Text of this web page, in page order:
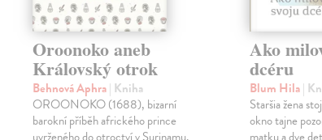
Oroonoko aneb
Královský otrok
Behnová Aphra| Kniha
OROONOKO (1688), bizarní
barokní příběh afrického prince
Ako
dcéru
Blum Hila|
Staršia žena
okno tajne